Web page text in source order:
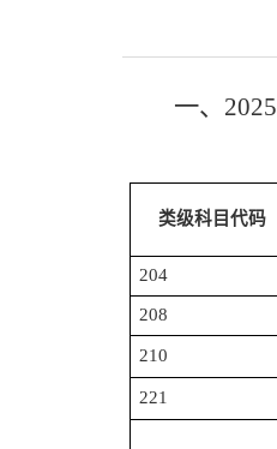
一、 2025
类级科目代码
204
208
210
221